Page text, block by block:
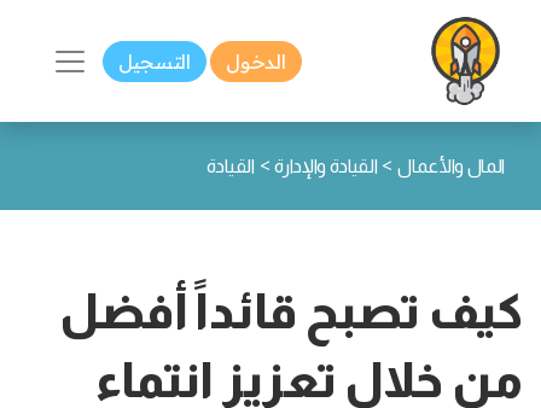
الدخول التسجيل
المال والأعمال > القيادة والإدارة > القيادة
كيف تصبح قائداً أفضل
من خلال تعزيز انتماء